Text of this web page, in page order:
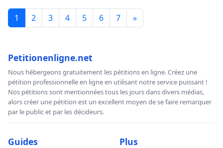
1 2 3 4 5 6 7 »
Petitionenligne.net
Nous hébergeons gratuitement les pétitions en ligne. Créez une
pétition professionnelle en ligne en utilisant notre service puissant !
Nos pétitions sont mentionnées tous les jours dans divers médias,
alors créer une pétition est un excellent moyen de se faire remarquer
par le public et par les décideurs.
Guides Plus